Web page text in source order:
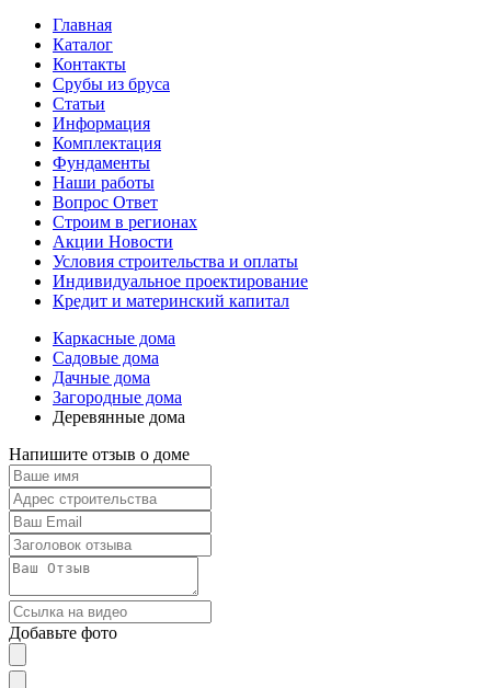
Главная
Каталог
Контакты
Срубы из бруса
Статьи
Информация
Комплектация
Фундаменты
Наши работы
Вопрос Ответ
Строим в регионах
Акции Новости
Условия строительства и оплаты
Индивидуальное проектирование
Кредит и материнский капитал
Каркасные дома
Садовые дома
Дачные дома
Загородные дома
Деревянные дома
Напишите отзыв о доме
Добавьте фото